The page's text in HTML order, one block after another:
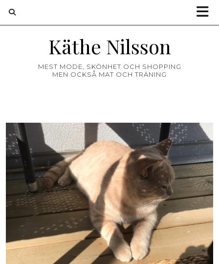
Käthe Nilsson
MEST MODE, SKÖNHET OCH SHOPPING
MEN OCKSÅ MAT OCH TRÄNING